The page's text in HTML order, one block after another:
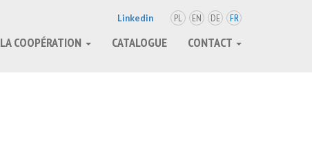
Linkedin PL EN DE FR
LA COOPÉRATION CATALOGUE CONTACT